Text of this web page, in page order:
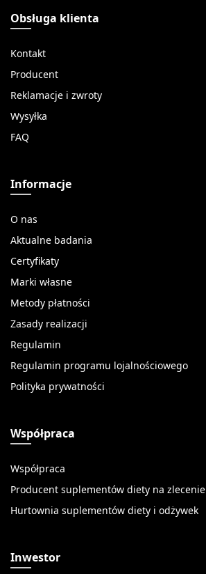
Obsługa klienta
Kontakt
Producent
Reklamacje i zwroty
Wysyłka
FAQ
Informacje
O nas
Aktualne badania
Certyfikaty
Marki własne
Metody płatności
Zasady realizacji
Regulamin
Regulamin programu lojalnościowego
Polityka prywatności
Współpraca
Współpraca
Producent suplementów diety na zlecenie
Hurtownia suplementów diety i odżywek
Inwestor